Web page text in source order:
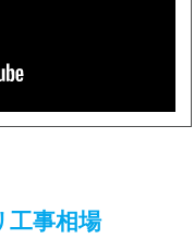
工事相場